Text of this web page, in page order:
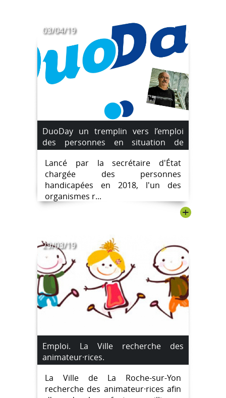
03/04/19
DuoDay un tremplin vers l’emploi
des personnes en situation de
handicap.
Lancé par la secrétaire d'État
chargée des personnes
handicapées en 2018, l'un des
organismes r...
+
29/03/19
Emploi. La Ville recherche des
animateur·rices.
La Ville de La Roche-sur-Yon
recherche des animateur·rices afin